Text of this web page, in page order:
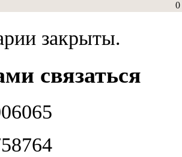
0
закрыты.
связаться